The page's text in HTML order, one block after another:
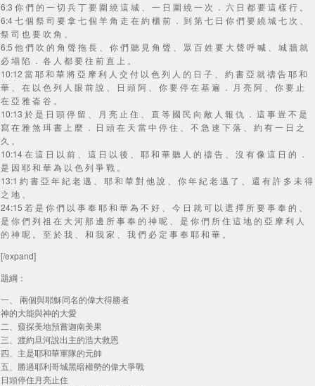
6:3 你 們 的 一 切 兵 丁 要 圍 繞 這 城 、 一 日 圍 繞 一 次 ． 六 日 都 要 這 樣 行 。
6:4 七 個 祭 司 要 拿 七 個 羊 角 走 在 約 櫃 前 ． 到 第 七 日 你 們 要 繞 城 七 次 、
祭 司 也 要 吹 角 。
6:5 他 們 吹 的 角 聲 拖 長 、 你 們 聽 見 角 聲 、 眾 百 姓 要 大 聲 呼 喊 、 城 牆 就
必 塌 陷 ． 各 人 都 要 往 前 直 上 。
10:12 當 耶 和 華 將 亞 摩 利 人 交 付 以 色 列 人 的 日 子 、 約 書 亞 就 禱 告 耶 和
華 、 在 以 色 列 人 眼 前 說 、 日 頭 阿 、 你 要 停 在 基 遍 ． 月 亮 阿 、 你 要 止
在 亞 雅 崙 谷 。
10:13 於 是 日 頭 停 留 、 月 亮 止 住 、 直 等 國 民 向 敵 人 報 仇 ． 這 事 豈 不 是
寫 在 雅 煞 珥 書 上 麼 ． 日 頭 在 天 當 中 停 住 、 不 急 速 下 落 、 約 有 一 日 之
久 。
10:14 在 這 日 以 前 、 這 日 以 後 、 耶 和 華 聽 人 的 禱 告 、 沒 有 像 這 日 的 ．
是 因 耶 和 華 為 以 色 列 爭 戰 。
13:1 約 書 亞 年 紀 老 邁 、 耶 和 華 對 他 說 、 你 年 紀 老 邁 了 、 還 有 許 多 未 得
之 地 、
24:15 若 是 你 們 以 事 奉 耶 和 華 為 不 好 、 今 日 就 可 以 選 擇 所 要 事 奉 的 、
是 你 們 列 祖 在 大 河 那 邊 所 事 奉 的 神 呢 、 是 你 們 所 住 這 地 的 亞 摩 利 人
的 神 呢 。 至 於 我 、 和 我 家 、 我 們 必 定 事 奉 耶 和 華 。
[/expand]
題綱：
一、 兩個與耶穌同名的偉大得勝者
神的大能與神的大愛
二、窺探美地預嘗迦南美果
三、渡約旦河說出主的浩大救恩
四、主是耶和華軍隊的元帥
五、勝過耶利哥城黑暗權勢的偉大爭戰
日頭停住月亮止住